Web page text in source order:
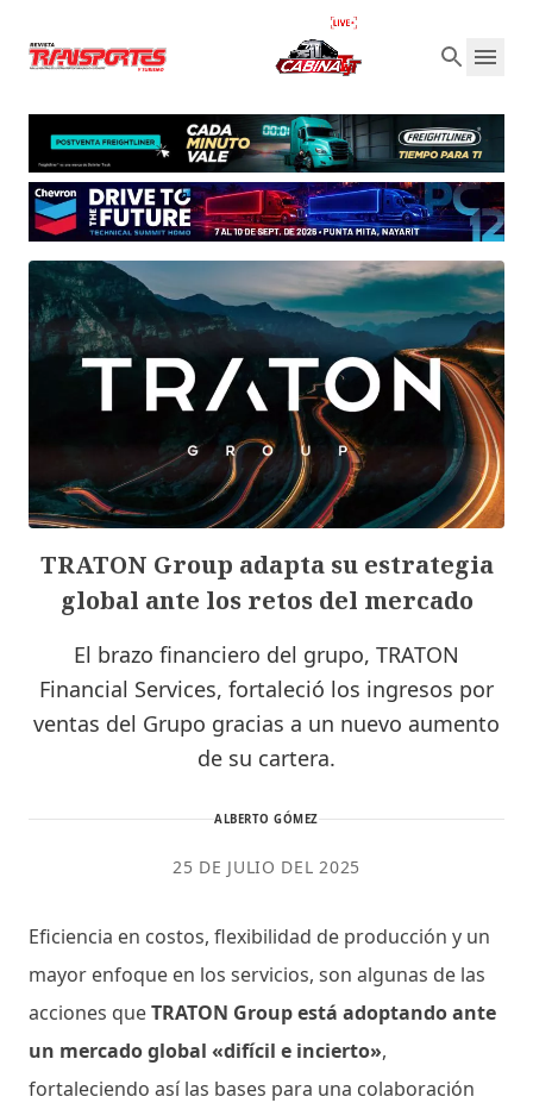
TRATON Group adapta su estrategia
global ante los retos del mercado
El brazo financiero del grupo, TRATON
Financial Services, fortaleció los ingresos por
ventas del Grupo gracias a un nuevo aumento
de su cartera.
ALBERTO GÓMEZ
25 DE JULIO DEL 2025
Eficiencia en costos, flexibilidad de producción y un
mayor enfoque en los servicios, son algunas de las
acciones queTRATON Group está adoptando ante
un mercado global «difícil e incierto»,
fortaleciendo así las bases para una colaboración